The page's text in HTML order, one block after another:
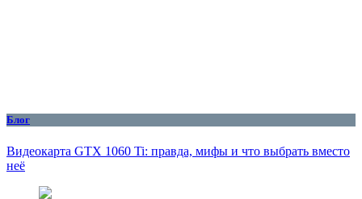
Блог
Видеокарта GTX 1060 Ti: правда, мифы и что выбрать вместо
неё